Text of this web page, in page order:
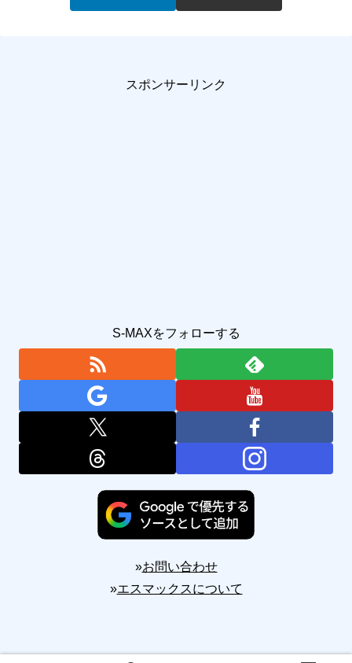
スポンサーリンク
S-MAXをフォローする
»お問い合わせ
»エスマックスについて